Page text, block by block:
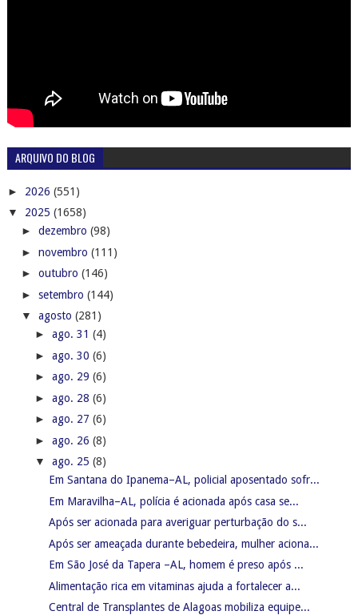
ARQUIVO DO BLOG
► 2026 (551)
▼ 2025 (1658)
► dezembro (98)
► novembro (111)
► outubro (146)
► setembro (144)
▼ agosto (281)
► ago. 31 (4)
► ago. 30 (6)
► ago. 29 (6)
► ago. 28 (6)
► ago. 27 (6)
► ago. 26 (8)
▼ ago. 25 (8)
Em Santana do Ipanema–AL, policial aposentado sofr...
Em Maravilha–AL, polícia é acionada após casa se...
Após ser acionada para averiguar perturbação do s...
Após ser ameaçada durante bebedeira, mulher aciona...
Em São José da Tapera –AL, homem é preso após ...
Alimentação rica em vitaminas ajuda a fortalecer a...
Central de Transplantes de Alagoas mobiliza equipe...